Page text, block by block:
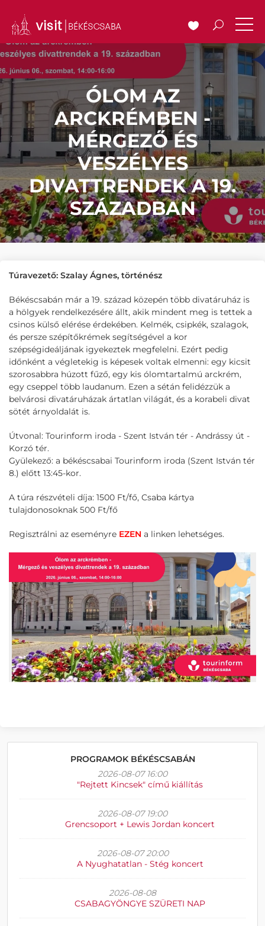
ÓLOM AZ
ARCKRÉMBEN -
MÉRGEZŐ ÉS
VESZÉLYES
DIVATTRENDEK A 19.
SZÁZADBAN
Túravezető: Szalay Ágnes, történész
Békéscsabán már a 19. század közepén több divatáruház is
a hölgyek rendelkezésére állt, akik mindent meg is tettek a
csinos külső elérése érdekében. Kelmék, csipkék, szalagok,
és persze szépítőkrémek segítségével a kor
szépségideáljának igyekeztek megfelelni. Ezért pedig
időnként a végletekig is képesek voltak elmenni: egy kicsit
szorosabbra húzott fűző, egy kis ólomtartalmú arckrém,
egy cseppel több laudanum. Ezen a sétán felidézzük a
belvárosi divatáruházak ártatlan világát, és a korabeli divat
sötét árnyoldalát is.
Útvonal: Tourinform iroda - Szent István tér - Andrássy út -
Korzó tér.
Gyülekező: a békéscsabai Tourinform iroda (Szent István tér
8.) előtt 13:45-kor.
A túra részvételi díja: 1500 Ft/fő, Csaba kártya
tulajdonosoknak 500 Ft/fő
Regisztrálni az eseményre EZEN a linken lehetséges.
PROGRAMOK BÉKÉSCSABÁN
2026-08-07 16:00
"Rejtett Kincsek" című kiállítás
2026-08-07 19:00
Grencsoport + Lewis Jordan koncert
2026-08-07 20:00
A Nyughatatlan - Stég koncert
2026-08-08
CSABAGYÖNGYE SZÜRETI NAP